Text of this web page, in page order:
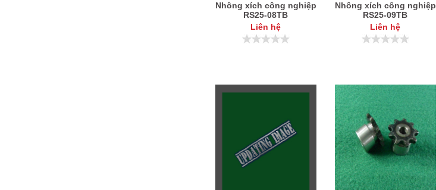
Nhông xích công nghiệp
RS25-08TB
Liên hệ
Nhông xích công nghiệp
RS25-09TB
Liên hệ